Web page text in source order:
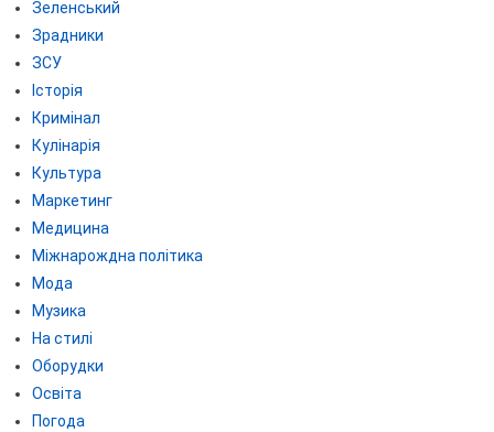
Зеленський
Зрадники
ЗСУ
Історія
Кримінал
Кулінарія
Культура
Маркетинг
Медицина
Міжнарождна політика
Мода
Музика
На стилі
Оборудки
Освіта
Погода